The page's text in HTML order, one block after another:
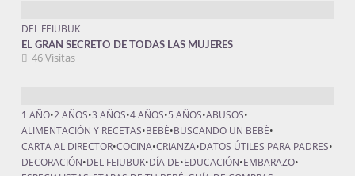
DEL FEIUBUK
EL GRAN SECRETO DE TODAS LAS MUJERES
46 Visitas
1 AÑO•2 AÑOS•3 AÑOS•4 AÑOS•5 AÑOS•ABUSOS•
ALIMENTACIÓN Y RECETAS•BEBÉ•BUSCANDO UN BEBÉ•
CARTA AL DIRECTOR•COCINA•CRIANZA•DATOS ÚTILES PARA PADRES•
DECORACIÓN•DEL FEIUBUK•DÍA DE•EDUCACIÓN•EMBARAZO•